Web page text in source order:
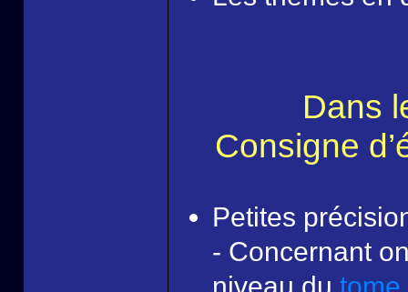
Dans
Consigne
Petites
- Concernant